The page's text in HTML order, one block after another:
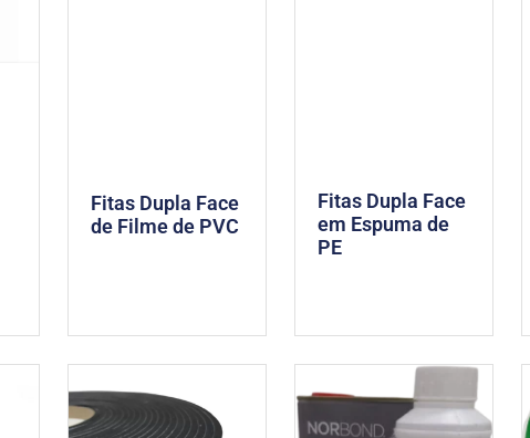
Fitas Dupla Face
de Filme de PVC
Fitas Dupla Face
em Espuma de
PE